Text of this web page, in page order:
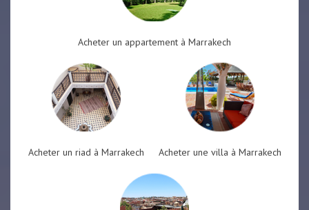
Acheter un appartement à Marrakech
Acheter un riad à Marrakech Acheter une villa à Marrakech